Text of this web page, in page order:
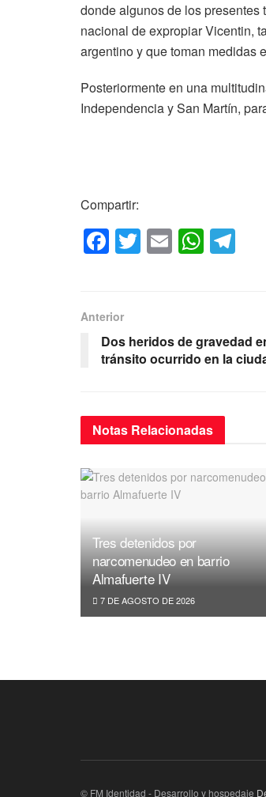
donde algunos de los
nacional de expropiar Vicentin,
argentino y que toman medidas
Posteriormente en una
Independencia y San Martín,
Compartir:
F
e
b
o
k
T E W
A
p
a
m
Anterior
Dos heridos de gravedad
tránsito ocurrido en la
Notas Relacionadas
Tres detenidos por
narcomenudeo en barrio
Almafuerte IV
7 DE AGOSTO DE 2026
© FM Identidad - Desarrollo y hospedaje